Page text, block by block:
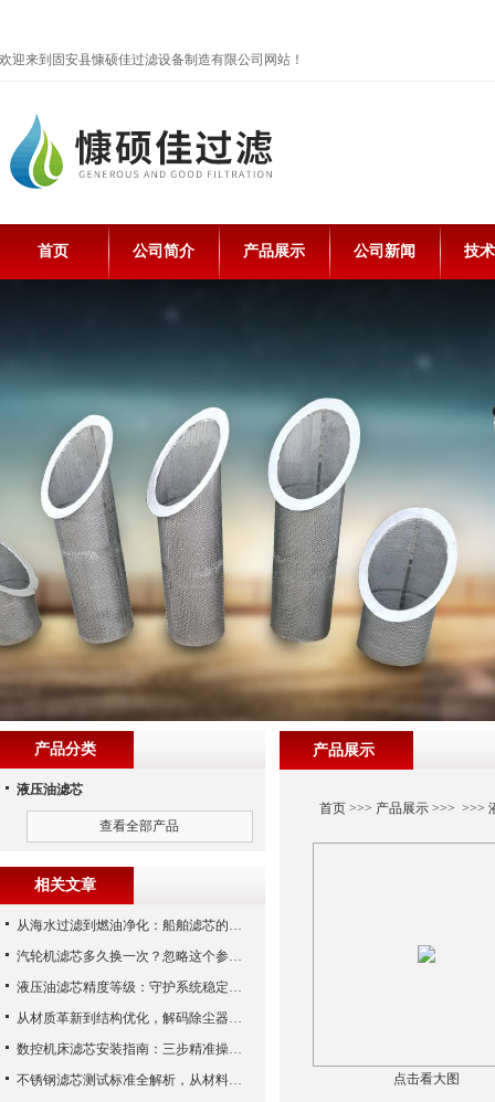
欢迎来到固安县慷硕佳过滤设备制造有限公司网站！
首页 公司简介 产品展示 公司新闻 技
产品展示
首页>>> 产品展示>>> >>>
点击看大图
产品分类
液压油滤芯
查看全部产品
相关文章
从海水过滤到燃油净化：船舶滤芯的多场景应用解析
汽轮机滤芯多久换一次？忽略这个参数，机组非停损失可能上百万！
液压油滤芯精度等级：守护系统稳定与寿命的“微米标尺”
从材质革新到结构优化，解码除尘器滤芯性能跃升的核心逻辑
数控机床滤芯安装指南：三步精准操作，杜绝设备“亚健康”
不锈钢滤芯测试标准全解析，从材料性能到应用场景的严苛验证